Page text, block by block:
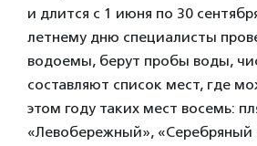
и длится с 1 июня по 30
летнему дню специалисты
водоемы, берут пробы воды,
составляют список мест, где
этом году таких мест восемь:
«Левобережный»,